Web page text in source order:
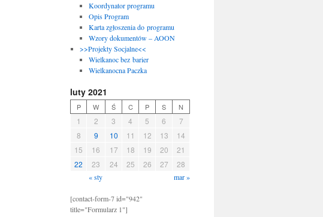
Koordynator programu
Opis Program
Karta zgłoszenia do programu
Wzory dokumentów – AOON
>>Projekty Socjalne<<
Wielkanoc bez barier
Wielkanocna Paczka
luty 2021
P W Ś C P S N
1 2 3 4 5 6
7
8
9 10 11 12 13
14
15
16 17 18 19 20
21
22
23 24 25 26 27 28
« sty mar »
[contact-form-7 id="942"
title="Formularz 1"]